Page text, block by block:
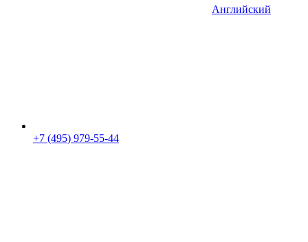
Английский
+7 (495) 979-55-44